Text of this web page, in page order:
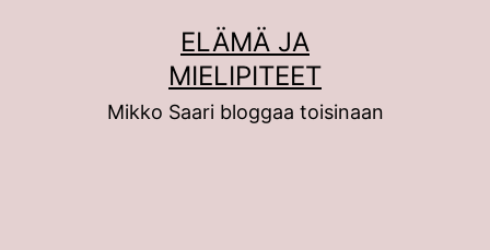
ELÄMÄ JA
MIELIPITEET
Mikko Saari bloggaa toisinaan